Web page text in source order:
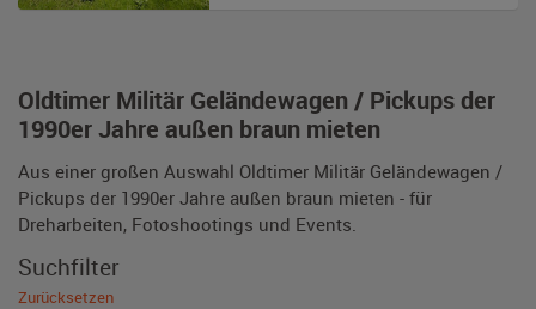
Oldtimer Militär Geländewagen / Pickups der
1990er Jahre außen braun mieten
Aus einer großen Auswahl Oldtimer Militär Geländewagen /
Pickups der 1990er Jahre außen braun mieten - für
Dreharbeiten, Fotoshootings und Events.
Suchfilter
Zurücksetzen